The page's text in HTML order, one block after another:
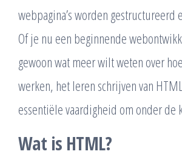
webpagina’s worden gestructureerd
Of je nu een beginnende
gewoon wat meer wilt weten over
werken, het leren schrijven van
essentiële vaardigheid om onder de
Wat is HTML?